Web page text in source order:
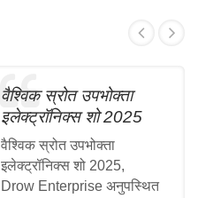
वैश्विक स्रोत उपभोक्ता
इलेक्ट्रॉनिक्स शो 2025
वैश्विक स्रोत उपभोक्ता
इलेक्ट्रॉनिक्स शो 2025,
Drow Enterprise अनुपस्थित